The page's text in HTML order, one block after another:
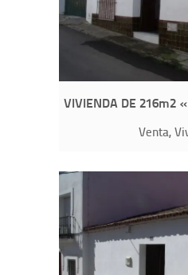
VIVIENDA DE 216m2
Venta,